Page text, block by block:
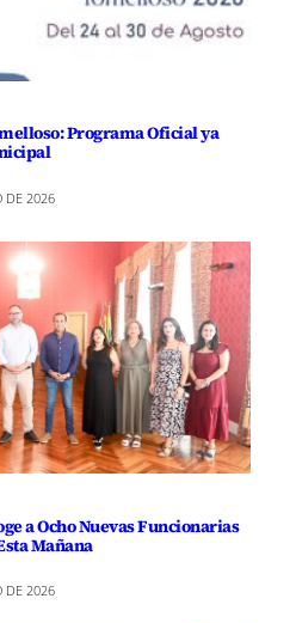
Programa Oficial ya
DE 2026
a Ocho Nuevas Funcionarias
Mañana
DE 2026